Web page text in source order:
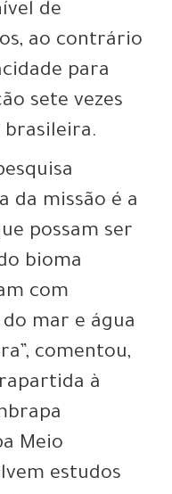
de
ao contrário
para
sete vezes
brasileira.
da missão é a
possam ser
bioma
com
mar e água
comentou,
à
Meio
estudos